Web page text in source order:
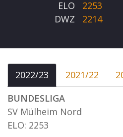
ELO
2253
DWZ
2214
2022/23 2021/22
BUNDESLIGA
SV Mülheim Nord
ELO: 2253